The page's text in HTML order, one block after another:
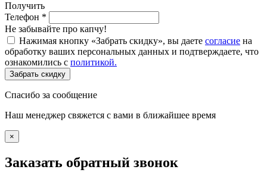
Получить
Телефон *
Не забывайте про капчу!
Нажимая кнопку «Забрать скидку», вы даете согласие на
обработку ваших персональных данных и подтверждаете, что
ознакомились с политикой.
Забрать скидку
Спасибо за сообщение
Наш менеджер свяжется с вами в ближайшее время
×
Заказать обратный звонок